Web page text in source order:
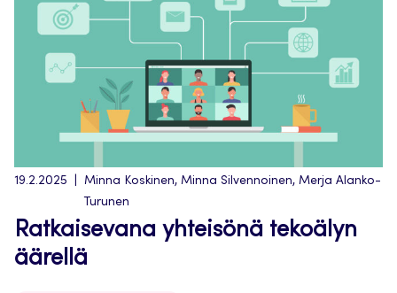
19.2.2025
Minna Koskinen, Minna Silvennoinen, Merja Alanko-
Turunen
Ratkaisevana yhteisönä tekoälyn
äärellä